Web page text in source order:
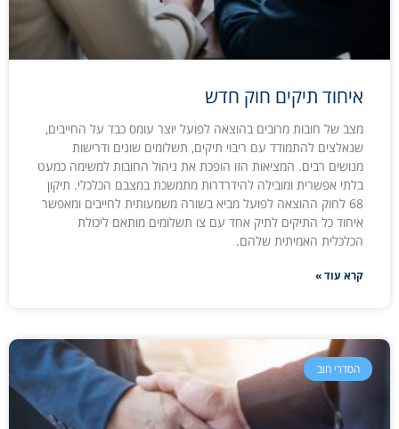
איחוד תיקים חוק חדש
מצב של חובות מרובים בהוצאה לפועל יוצר עומס כבד על החייבים,
שנאלצים להתמודד עם ריבוי תיקים, תשלומים שונים ודרישות
מנושים רבים. המציאות הזו הופכת את ניהול החובות למשימה כמעט
בלתי אפשרית ומובילה להידרדרות מתמשכת במצבם הכלכלי. תיקון
68 לחוק ההוצאה לפועל מביא בשורה משמעותית לחייבים ומאפשר
איחוד כל התיקים לתיק אחד עם צו תשלומים מותאם ליכולת
הכלכלית האמיתית שלהם.
קרא עוד »
הסדרי חוב